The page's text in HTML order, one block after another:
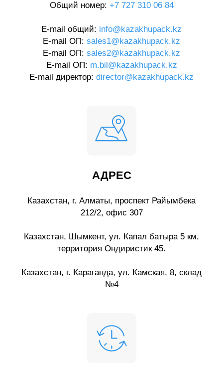
Общий номер: +7 727 310 06 84
E-mail общий: info@kazakhupack.kz
E-mail ОП: sales1@kazakhupack.kz
E-mail ОП: sales2@kazakhupack.kz
E-mail ОП: m.bil@kazakhupack.kz
E-mail директор: director@kazakhupack.kz
АДРЕС
Казахстан, г. Алматы, проспект Райымбека
212/2, офис 307
Казахстан, Шымкент, ул. Капал батыра 5 км,
территория Ондиристик 45.
Казахстан, г. Караганда, ул. Камская, 8, склад
№4